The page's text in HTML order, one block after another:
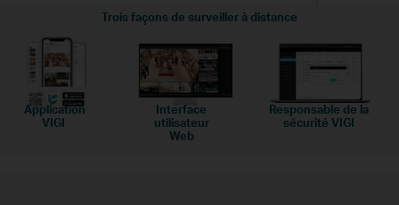
Trois façons de surveiller à distance
Application
VIGI
Interface
utilisateur
Web
Responsable de la
sécurité VIGI